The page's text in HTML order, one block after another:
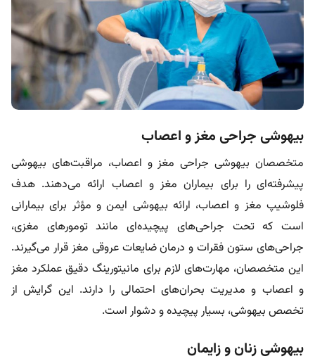
بیهوشی جراحی مغز و اعصاب
متخصصان بیهوشی جراحی مغز و اعصاب، مراقبت‌های بیهوشی
پیشرفته‌ای را برای بیماران مغز و اعصاب ارائه می‌دهند. هدف
فلوشیپ مغز و اعصاب، ارائه بیهوشی ایمن و مؤثر برای بیمارانی
است که تحت جراحی‌های پیچیده‌ای مانند تومورهای مغزی،
جراحی‌های ستون فقرات و درمان ضایعات عروقی مغز قرار می‌گیرند.
این متخصصان، مهارت‌های لازم برای مانیتورینگ دقیق عملکرد مغز
و اعصاب و مدیریت بحران‌های احتمالی را دارند. این گرایش از
تخصص بیهوشی، بسیار پیچیده و دشوار است.
بیهوشی زنان و زایمان